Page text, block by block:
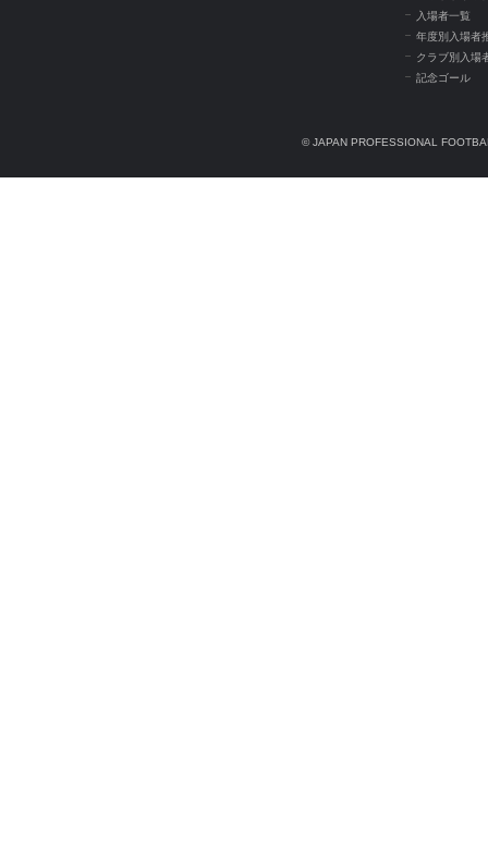
入場者一覧
年度別入場者
クラブ別入場
記念ゴール
© JAPAN PROFESSIONAL